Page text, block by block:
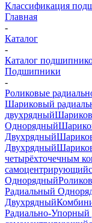
Классификация
Главная
-
Каталог
-
Каталог
Подшипники
-
Роликовые
Шариковый
двухрядный
Однорядный
Двухрядный
Двухрядный
четырёхточечным
Однорядный
Радиальный
Двухрядный
Радиально-